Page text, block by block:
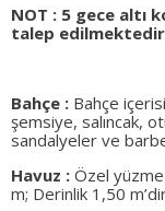
NOT : 5 gece altı
talep
Bahçe : Bahçe
şemsiye, salıncak,
sandalyeler ve
Havuz : Özel
m; Derinlik 1,50